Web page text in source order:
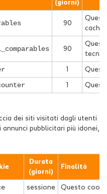
(giorni)
90
90
dei siti visitati dagli utenti
pubblicitari più idonei,
Durata
(giorni)
Finalità
sessione Questo